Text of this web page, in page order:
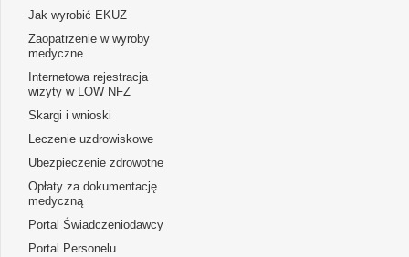
Jak wyrobić EKUZ
Zaopatrzenie w wyroby
medyczne
Internetowa rejestracja
wizyty w LOW NFZ
Skargi i wnioski
Leczenie uzdrowiskowe
Ubezpieczenie zdrowotne
Opłaty za dokumentację
medyczną
Portal Świadczeniodawcy
Portal Personelu